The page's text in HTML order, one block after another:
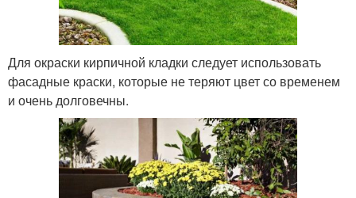
Для окраски кирпичной кладки следует использовать
фасадные краски, которые не теряют цвет со временем
и очень долговечны.